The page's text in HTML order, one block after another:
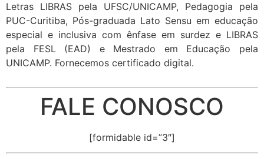
Letras LIBRAS pela UFSC/UNICAMP, Pedagogia pela
PUC-Curitiba, Pós-graduada Lato Sensu em educação
especial e inclusiva com ênfase em surdez e LIBRAS
pela FESL (EAD) e Mestrado em Educação pela
UNICAMP. Fornecemos certificado digital.
FALE CONOSCO
[formidable id=”3″]